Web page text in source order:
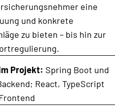
eine
und konkrete
zu bieten – bis hin zur
Projekt: Spring Boot und
React, TypeScript